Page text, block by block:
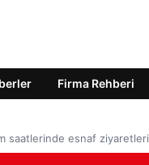
Firma Rehberi
saatlerinde esnaf